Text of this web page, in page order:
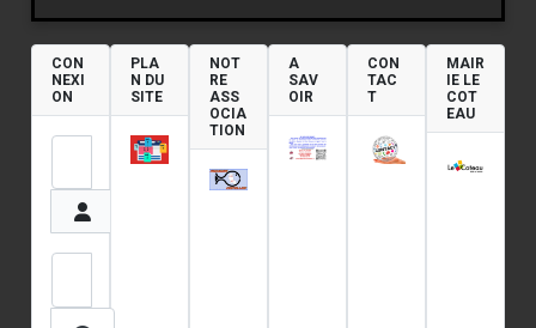
CON
NEXI
ON
Identifiant
Mot de passe
PLA
N DU
SITE
NOT
RE
ASS
OCIA
TION
A
SAV
OIR
CON
TAC
T
MAIR
IE LE
COT
EAU